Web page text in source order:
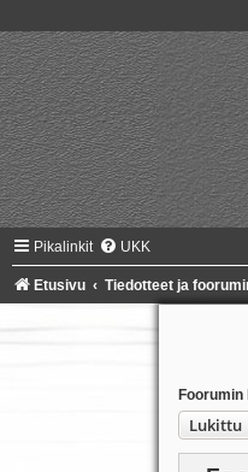
Pikalinkit UKK
Etusivu Tiedotteet ja
Foorumin
Lukittu